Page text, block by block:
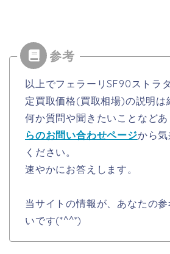
以上でフェラーリSF90ストラ
定買取価格(買取相場)の説明は
何か質問や聞きたいことなどあ
らのお問い合わせページから
ください。
速やかにお答えします。
当サイトの情報が、あなたの
いです(*^^*)